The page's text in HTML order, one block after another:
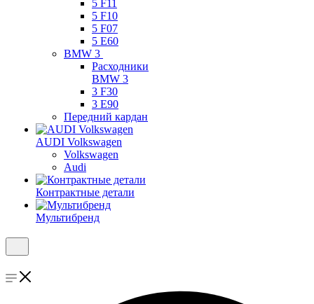
5 F11
5 F10
5 F07
5 E60
BMW 3
Расходники
BMW 3
3 F30
3 E90
Передний кардан
AUDI Volkswagen
Volkswagen
Audi
Контрактные детали
Мультибренд